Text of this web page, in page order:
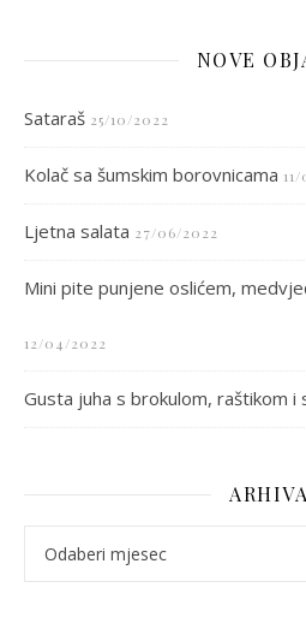
NOVE
Sataraš 25/10/2022
Kolač sa šumskim borovnicama
Ljetna salata 27/06/2022
Mini pite punjene oslićem,
12/04/2022
Gusta juha s brokulom, raštikom i
ARHIVA